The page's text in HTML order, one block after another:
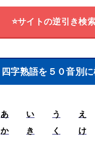
⭐サイトの逆引き検
四字熟語を５０音別
あ い う え
か
き く け